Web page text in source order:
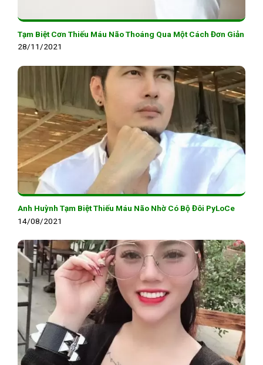
Tạm Biệt Cơn Thiếu Máu Não Thoáng Qua Một Cách Đơn Giản
28/11/2021
Anh Huỳnh Tạm Biệt Thiếu Máu Não Nhờ Có Bộ Đôi PyLoCe
14/08/2021